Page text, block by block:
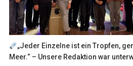
„Jeder Einzelne ist ein Tropfen,
Meer.“ – Unsere Redaktion war